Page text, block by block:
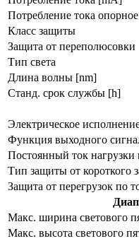
Потребление тока
Класс защиты
Защита от переполюсовки
Тип света
Длина волны [nm]
Станд. срок службы [h]
Электрическое
Функция выходного
Постоянный ток
Тип защиты от короткого
Защита от перегрузок по
Макс. ширина светового
Макс. высота светового